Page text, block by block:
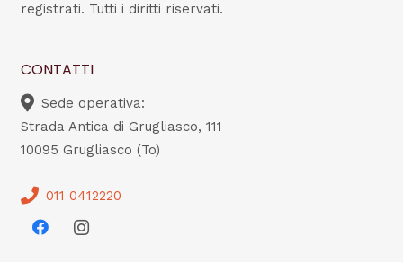
registrati. Tutti i diritti riservati.
CONTATTI
Sede operativa:
Strada Antica di Grugliasco, 111
10095 Grugliasco (To)
011 0412220